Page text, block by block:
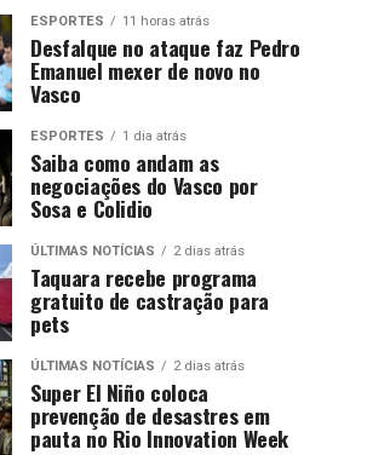
ESPORTES 11 horas atrás
Desfalque no ataque faz Pedro
Emanuel mexer de novo no
Vasco
ESPORTES 1 dia atrás
Saiba como andam as
negociações do Vasco por
Sosa e Colidio
ÚLTIMAS NOTÍCIAS 2 dias atrás
Taquara recebe programa
gratuito de castração para
pets
ÚLTIMAS NOTÍCIAS 2 dias atrás
Super El Niño coloca
prevenção de desastres em
pauta no Rio Innovation Week